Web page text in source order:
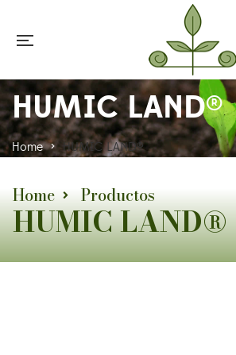
HUMIC LAND®
Home > HUMIC LAND®
Home Productos
HUMIC LAND®